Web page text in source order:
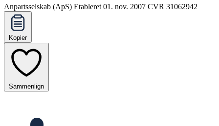
Anpartsselskab (ApS) Etableret 01. nov. 2007 CVR 31062942
Kopier
Sammenlign